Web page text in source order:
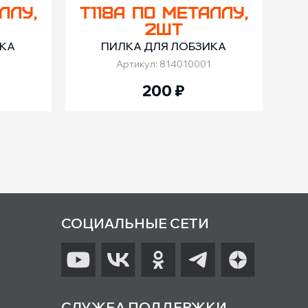
EU (T-
T118A ПО МЕТАЛЛУ,
2ШТ
ПИЛКА ДЛЯ ЛОБЗИКА
Артикул: 814010001
200₽
Тип крепления
(хвостовик)
EU (T-
образный)
СОЦИАЛЬНЫЕ СЕТИ